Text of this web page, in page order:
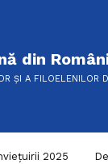
din
ȘI A FILOELENILOR
2025